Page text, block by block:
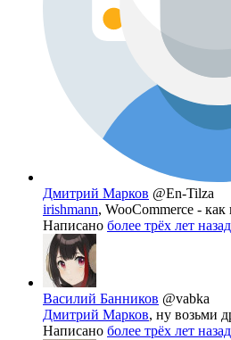
Дмитрий Марков @En-Tilza
irishmann, WooCommerce - как
Написано более трёх лет назад
Василий Банников @vabka
Дмитрий Марков, ну возьми
Написано более трёх лет назад